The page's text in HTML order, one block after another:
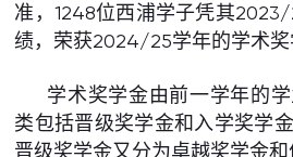
准， 1248位西浦学子凭其
绩，荣获2024/25学年的学术奖
学术奖学金由前一学年的
类包括晋级奖学金和入学奖学
晋级奖学金又分为卓越奖学金和